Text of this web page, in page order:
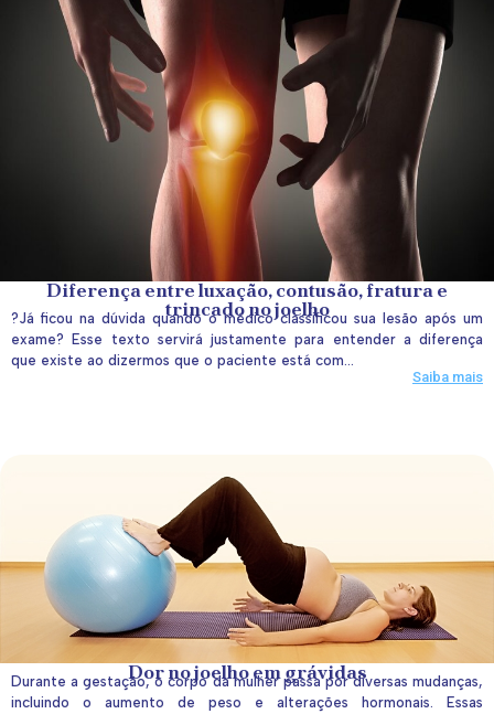
Diferença entre luxação, contusão, fratura e
trincado no joelho
?Já ficou na dúvida quando o médico classificou sua lesão após um
exame? Esse texto servirá justamente para entender a diferença
que existe ao dizermos que o paciente está com...
Saiba mais
Dor no joelho em grávidas
Durante a gestação, o corpo da mulher passa por diversas mudanças,
incluindo o aumento de peso e alterações hormonais. Essas